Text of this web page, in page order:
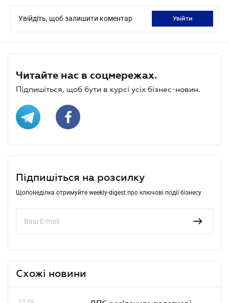
Увійдіть, щоб залишити коментар увійти
Читайте нас в соцмережах.
Підпишіться, щоб бути в курсі усіх бізнес-новин.
Підпишіться на розсилку
Щопонеділка отримуйте weekly-digest про ключові події бізнесу
Схожі новини